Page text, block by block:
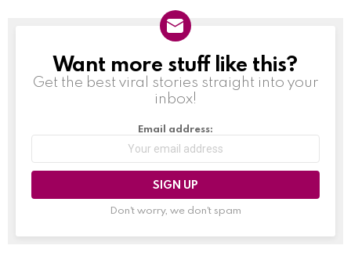
NEWSLETTER
Want more stuff like this?
Get the best viral stories straight into your
inbox!
Email address:
Don't worry, we don't spam